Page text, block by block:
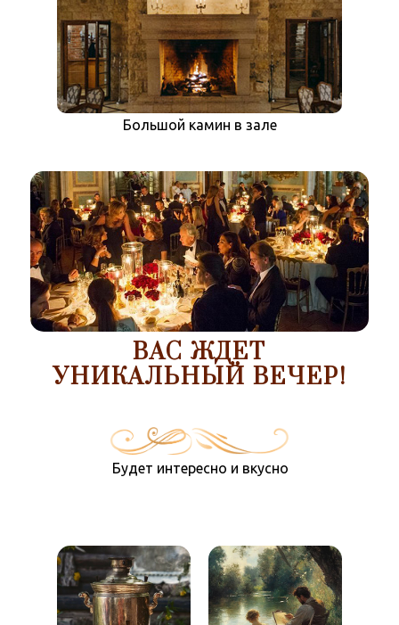
Гусарский
Большой камин в зале
напиток - жженкаВАС ЖДЕТ
УНИКАЛЬНЫЙ ВЕЧЕР!
Будет интересно и вкусно